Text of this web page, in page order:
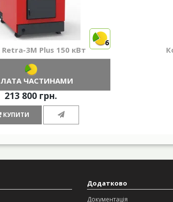
6
3М Plus 150 кВт
ЧАСТИНАМИ
213 800 грн.
КУПИТИ
Додатково
Документація